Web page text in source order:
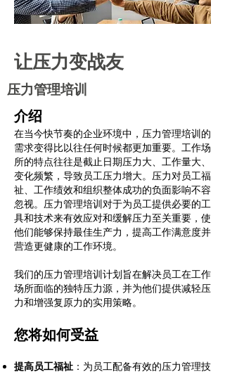
让压力变战友
压力管理培训
介绍
在当今快节奏的企业环境中，压力管理培训的
需求变得比以往任何时候都更加重要。工作场
所的特点往往是截止日期压力大、工作量大、
变化频繁，导致员工压力增大。压力对员工福
祉、工作绩效和组织整体成功的负面影响不容
忽视。压力管理培训对于为员工提供必要的工
具和技术来有效应对和缓解压力至关重要，使
他们能够保持最佳生产力，提高工作满意度并
营造更健康的工作环境。
我们的压力管理培训计划旨在解决员工在工作
场所面临的独特压力源，并为他们提供减轻压
力和增强复原力的实用策略。
您将如何受益
提高员工福祉 ：为员工配备有效的压力管理技